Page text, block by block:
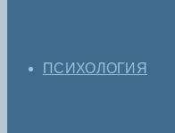
ПСИХОЛОГИЯ